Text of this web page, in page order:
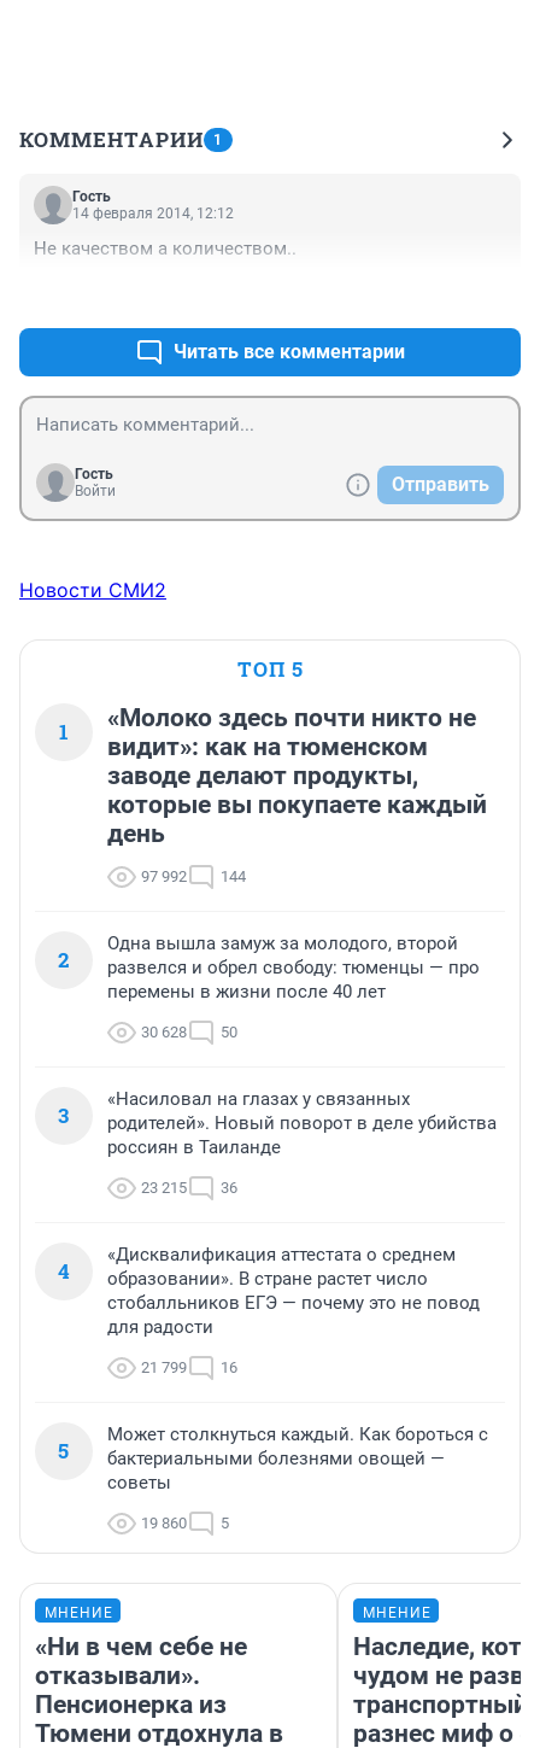
КОММЕНТАРИИ 1
Гость
14 февраля 2014, 12:12
Не качеством а количеством..
Читать все комментарии
Гость
Войти
Отправить
Новости СМИ2
ТОП 5
1
«Молоко здесь почти никто не
видит»: как на тюменском
заводе делают продукты,
которые вы покупаете каждый
день
97 992 144
2
Одна вышла замуж за молодого, второй
развелся и обрел свободу: тюменцы — про
перемены в жизни после 40 лет
30 628 50
3
«Насиловал на глазах у связанных
родителей». Новый поворот в деле убийства
россиян в Таиланде
23 215 36
4
«Дисквалификация аттестата о среднем
образовании». В стране растет число
стобалльников ЕГЭ — почему это не повод
для радости
21 799 16
5
Может столкнуться каждый. Как бороться с
бактериальными болезнями овощей —
советы
19 860 5
МНЕНИЕ
«Ни в чем себе не
отказывали».
Пенсионерка из
Тюмени отдохнула в
МНЕНИЕ
Наследие,
чудом не
транспортный
разнес миф о